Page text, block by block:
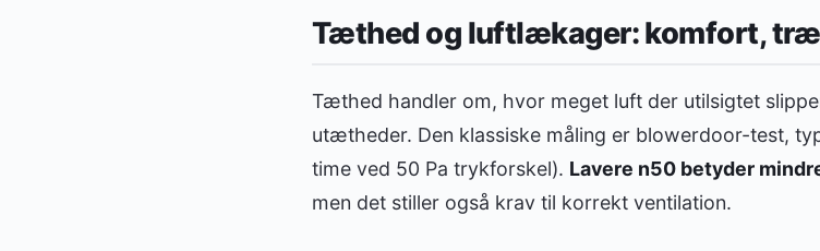
Tæthed og luftlækager: komfort,
Tæthed handler om, hvor meget luft der utilsigtet
utætheder. Den klassiske måling er blowerdoor-test,
time ved 50 Pa trykforskel). Lavere n50 betyder
men det stiller også krav til korrekt ventilation.